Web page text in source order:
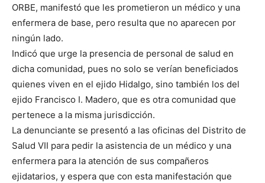
ORBE, manifestó que les prometieron un médico y una
enfermera de base, pero resulta que no aparecen por
ningún lado.
Indicó que urge la presencia de personal de salud en
dicha comunidad, pues no solo se verían beneficiados
quienes viven en el ejido Hidalgo, sino también los del
ejido Francisco I. Madero, que es otra comunidad que
pertenece a la misma jurisdicción.
La denunciante se presentó a las oficinas del Distrito de
Salud VII para pedir la asistencia de un médico y una
enfermera para la atención de sus compañeros
ejidatarios, y espera que con esta manifestación que